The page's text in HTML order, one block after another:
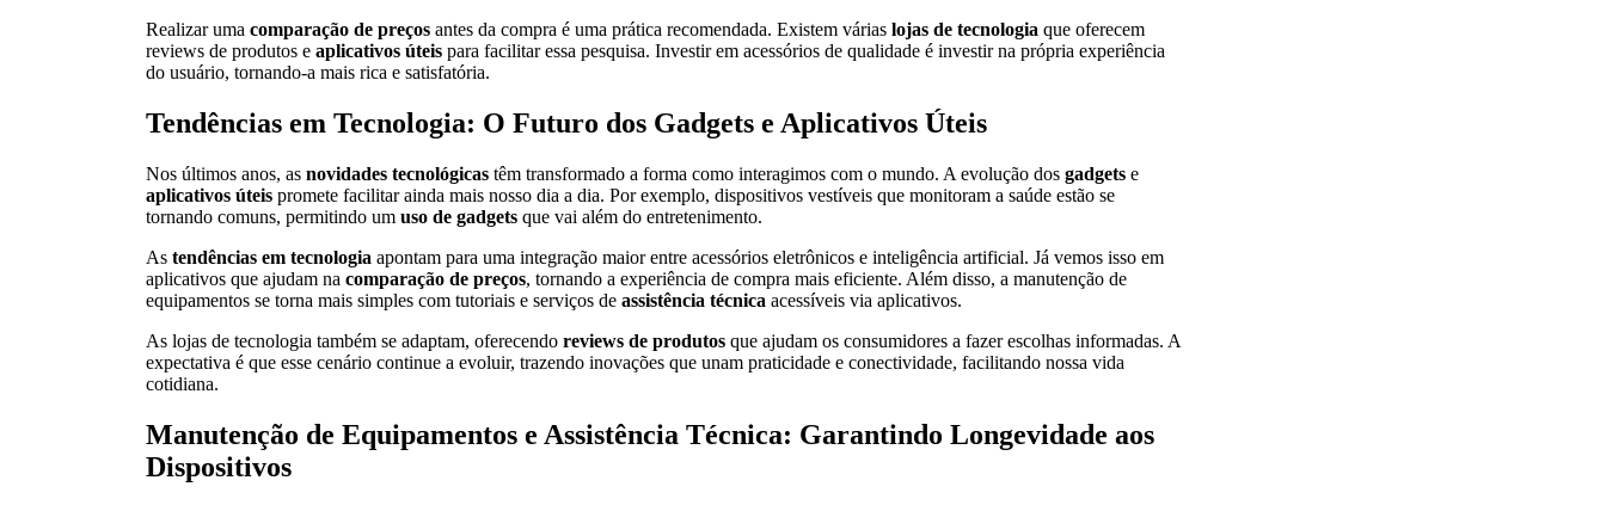
Realizar uma comparação de preços antes da compra é uma prática recomendada. Existem várias lojas de tecnologia que oferecem
reviews de produtos e aplicativos úteis para facilitar essa pesquisa. Investir em acessórios de qualidade é investir na própria experiência
do usuário, tornando-a mais rica e satisfatória.
Tendências em Tecnologia: O Futuro dos Gadgets e Aplicativos Úteis
Nos últimos anos, as novidades tecnológicas têm transformado a forma como interagimos com o mundo. A evolução dos gadgets e
aplicativos úteis promete facilitar ainda mais nosso dia a dia. Por exemplo, dispositivos vestíveis que monitoram a saúde estão se
tornando comuns, permitindo um uso de gadgets que vai além do entretenimento.
As tendências em tecnologia apontam para uma integração maior entre acessórios eletrônicos e inteligência artificial. Já vemos isso em
aplicativos que ajudam na comparação de preços, tornando a experiência de compra mais eficiente. Além disso, a manutenção de
equipamentos se torna mais simples com tutoriais e serviços de assistência técnica acessíveis via aplicativos.
As lojas de tecnologia também se adaptam, oferecendo reviews de produtos que ajudam os consumidores a fazer escolhas informadas. A
expectativa é que esse cenário continue a evoluir, trazendo inovações que unam praticidade e conectividade, facilitando nossa vida
cotidiana.
Manutenção de Equipamentos e Assistência Técnica: Garantindo Longevidade aos
Dispositivos